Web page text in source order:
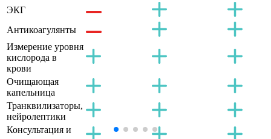
ЭКГ
Антикоагулянты
Измерение уровня
кислорода в
крови
Очищающая
капельница
Транквилизаторы,
нейролептики
Консультация и